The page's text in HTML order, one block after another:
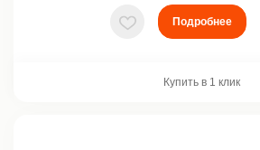
В избранное
Подробнее
Купить в 1 клик